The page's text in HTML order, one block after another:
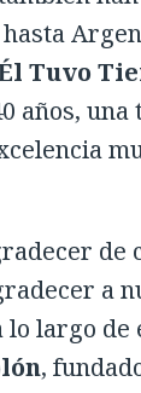
hasta
Tuvo
años,
de
a
lo largo
,